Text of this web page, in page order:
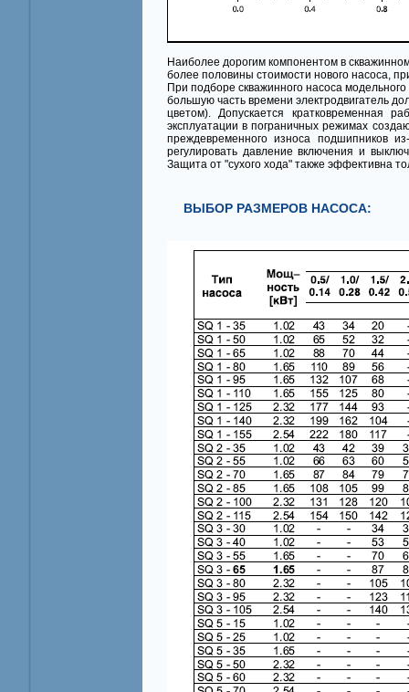
Наиболее дорогим компонентом в
более половины стоимости нового насоса,
При подборе скважинного насоса
большую часть времени электродвигатель
цветом). Допускается кратковременная
эксплуатации в пограничных режимах
преждевременного износа подшипников
регулировать давление включения и
Защита от "сухого хода" также эффективна
ВЫБОР РАЗМЕРОВ НАСОСА: